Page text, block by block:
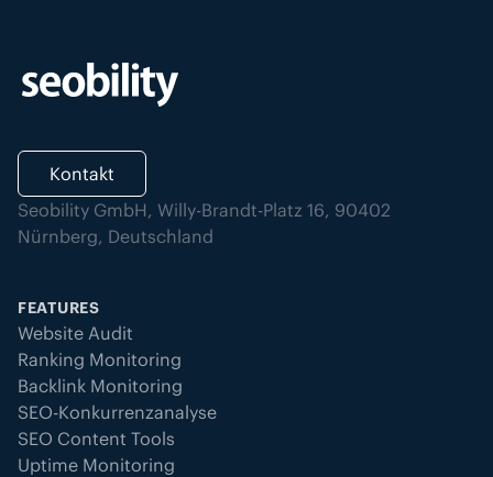
Kontakt
Seobility GmbH, Willy-Brandt-Platz 16, 90402
Nürnberg, Deutschland
FEATURES
Website Audit
Ranking Monitoring
Backlink Monitoring
SEO-Konkurrenzanalyse
SEO Content Tools
Uptime Monitoring